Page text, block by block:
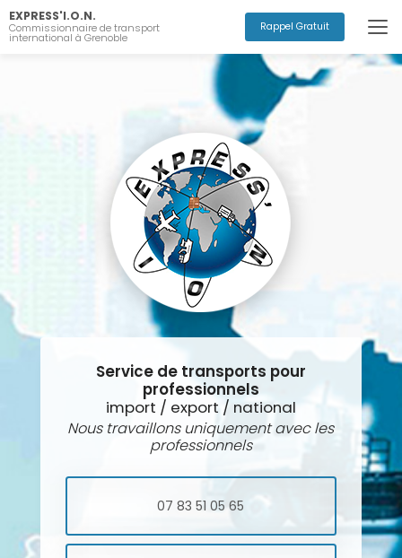
Aller
au
contenu
EXPRESS'I.O.N.
Commissionnaire de transport
international à Grenoble
Rappel Gratuit
Service de transports pour
professionnels
import / export / national
Nous travaillons uniquement avec les
professionnels
07 83 51 05 65